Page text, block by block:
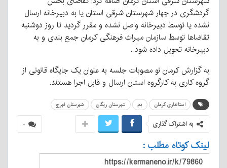
گردشگری در چهار شهرستان شرقی استان یا به دبیرخانه ارسال
نشده یا توسط دبیرخانه واصل نشده و مقرر گردید تا روز دوشنبه
تقاضاها توسط سازمان میراث فرهنگی کرمان جمع بندی و به
دبیرخانه تحویل داده شود .
به گزارش کرمان نو مصوبات جلسه به عنوان یک جایگاه قانونی از
گروه کاری به کارگروه استان ارسال و قابل اجرا هستند.
استانداری کرمان بم شهرستان ریگان شهرستان فهرج
۰ به اشتراک گذاری
لینک کوتاه مطلب :